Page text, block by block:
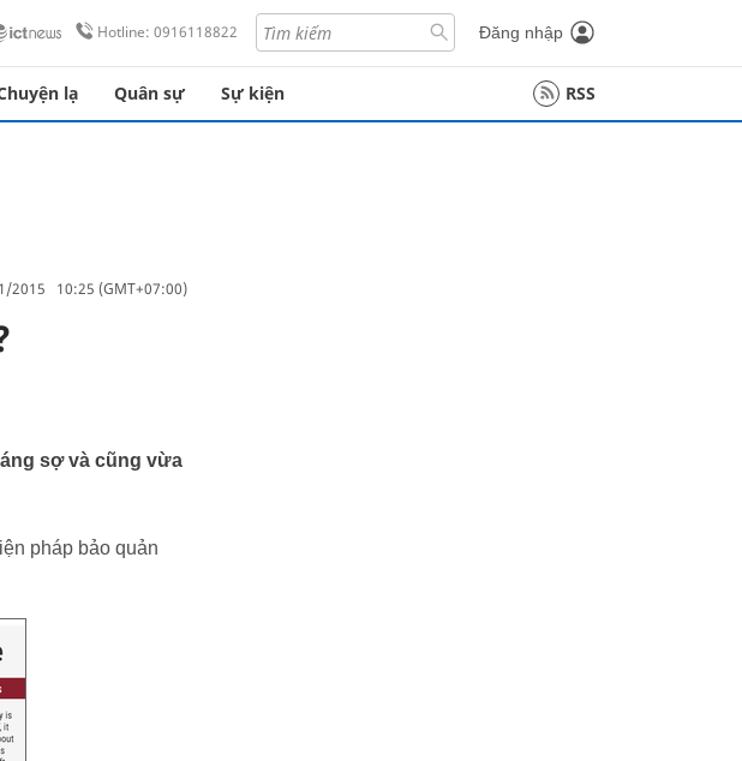
Hotline: 0916118822 Đăng nhập
lạ Quân sự Sự kiện RSS
2015 10:25 (GMT+07:00)
sợ và cũng vừa
pháp bảo quản